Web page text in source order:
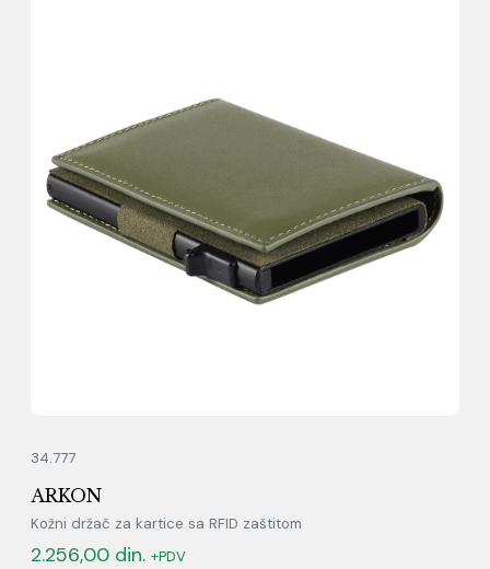
34.777
ARKON
Kožni držač za kartice sa RFID zaštitom
2.256,00 din. +PDV